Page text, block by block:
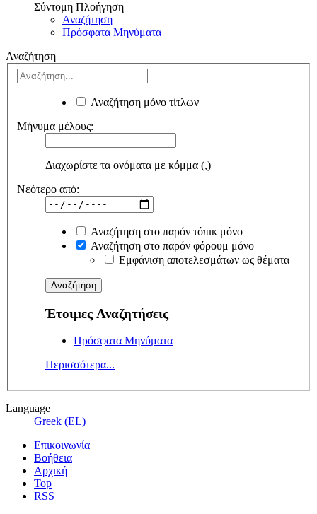
Σύντομη Πλοήγηση
Αναζήτηση
Πρόσφατα Μηνύματα
Αναζήτηση
Αναζήτηση μόνο τίτλων
Μήνυμα μέλους:
Διαχωρίστε τα ονόματα με κόμμα (,)
Νεότερο από:
Αναζήτηση στο παρόν τόπικ μόνο
Αναζήτηση στο παρόν φόρουμ μόνο
Εμφάνιση αποτελεσμάτων ως θέματα
Έτοιμες Αναζητήσεις
Πρόσφατα Μηνύματα
Περισσότερα...
Language
Greek (EL)
Επικοινωνία
Βοήθεια
Αρχική
Top
RSS